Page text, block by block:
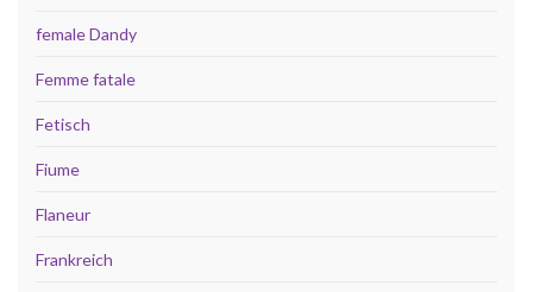
female Dandy
Femme fatale
Fetisch
Fiume
Flaneur
Frankreich